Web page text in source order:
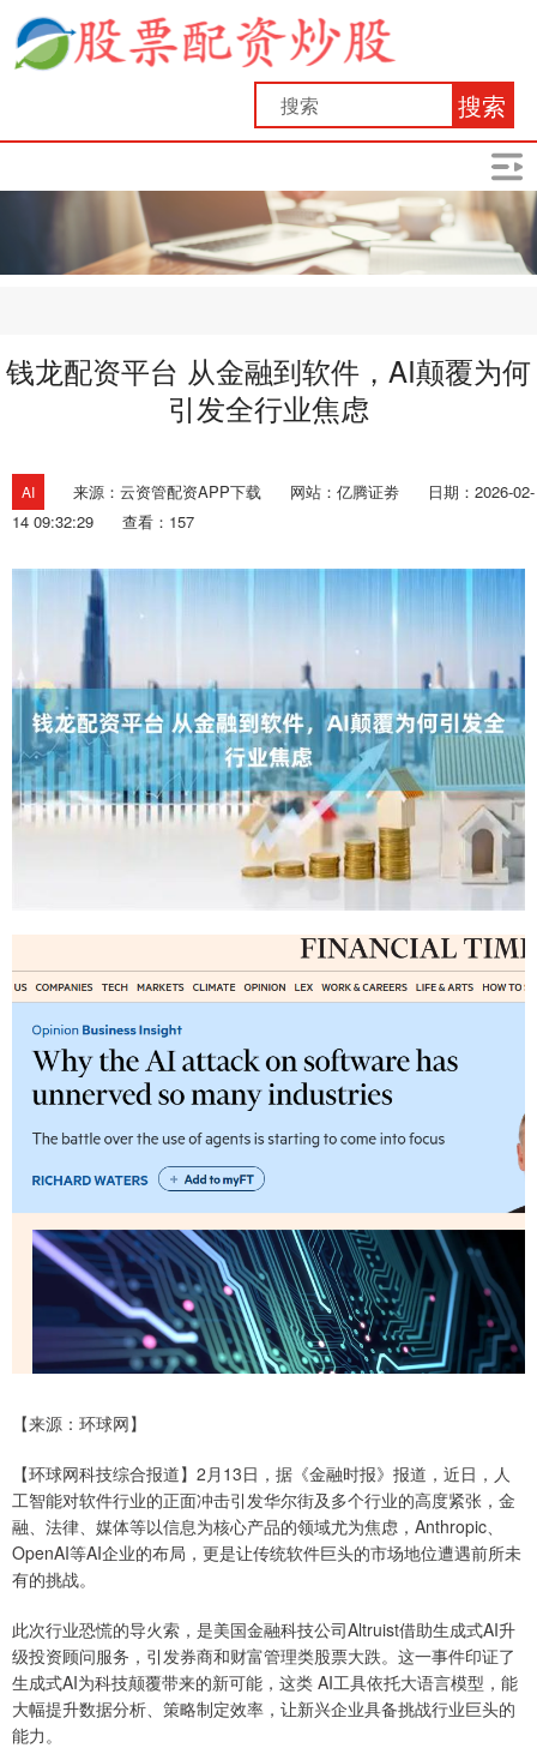
搜索
钱龙配资平台 从金融到软件，AI颠覆为何
引发全行业焦虑
AI 来源：云资管配资APP下载 网站：亿腾证劵
日期：2026-02-
14 09:32:29
查看：157
【来源：环球网】
【环球网科技综合报道】2月13日，据《金融时报》报道，近日，人
工智能对软件行业的正面冲击引发华尔街及多个行业的高度紧张，金
融、法律、媒体等以信息为核心产品的领域尤为焦虑，Anthropic、
OpenAI等AI企业的布局，更是让传统软件巨头的市场地位遭遇前所未
有的挑战。
此次行业恐慌的导火索，是美国金融科技公司Altruist借助生成式AI升
级投资顾问服务，引发券商和财富管理类股票大跌。这一事件印证了
生成式AI为科技颠覆带来的新可能，这类 AI工具依托大语言模型，能
大幅提升数据分析、策略制定效率，让新兴企业具备挑战行业巨头的
能力。